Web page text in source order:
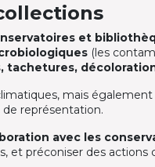
et
(les
tachetures,
mais également
représentation.
avec les
préconiser des actions